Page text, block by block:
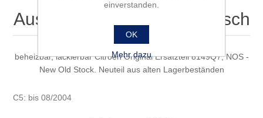
Aussenspiegel links elektrisch
beheizbar, lackierbar Citroen Original Ersatzteil 8149Q7; NOS -
New Old Stock. Neuteil aus alten Lagerbeständen
C5: bis 08/2004
einverstanden.
OK
Mehr dazu